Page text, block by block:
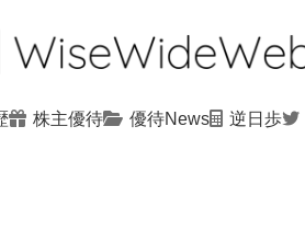
株主優待 優待News 逆日歩